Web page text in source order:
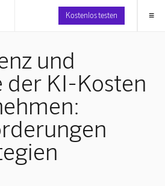
Kostenlos testen ≡
und
der KI-Kosten